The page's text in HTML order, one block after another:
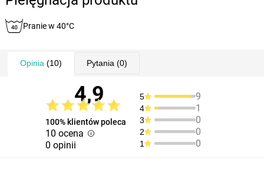
Pranie w 40°C
Opinia (10) Pytania (0)
4,9
100% klientów poleca
10 ocena
0 opinii
5 9
4 1
3 0
2 0
1 0